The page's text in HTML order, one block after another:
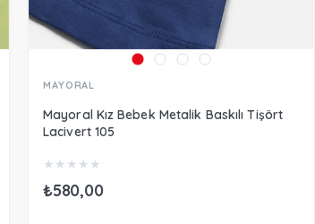
MAYORAL
Mayoral Kız Bebek Metalik Baskılı Tişört
Lacivert 105
★ ★ ★ ★ ★
₺580,00